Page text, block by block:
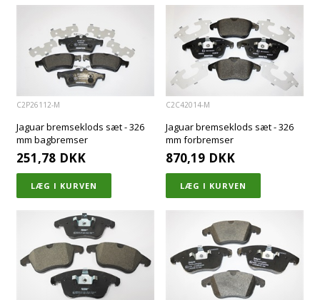
C2P26112-M
Jaguar bremseklods sæt - 326
mm bagbremser
251,78 DKK
C2C42014-M
Jaguar bremseklods sæt - 326
mm forbremser
870,19 DKK